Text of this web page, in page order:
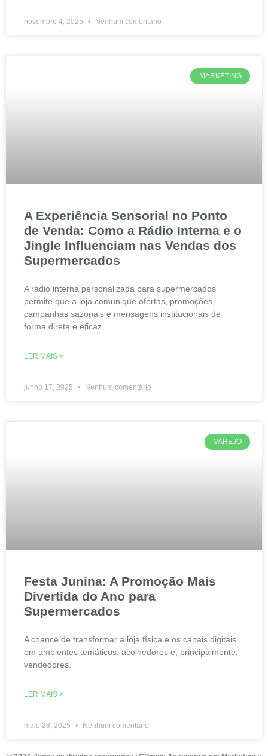
novembro 4, 2025 Nenhum comentário
MARKETING
A Experiência Sensorial no Ponto
de Venda: Como a Rádio Interna e o
Jingle Influenciam nas Vendas dos
Supermercados
A rádio interna personalizada para supermercados
permite que a loja comunique ofertas, promoções,
campanhas sazonais e mensagens institucionais de
forma direta e eficaz
LER MAIS >
junho 17, 2025 Nenhum comentário
VAREJO
Festa Junina: A Promoção Mais
Divertida do Ano para
Supermercados​
A chance de transformar a loja física e os canais digitais
em ambientes temáticos, acolhedores e, principalmente,
vendedores.​
LER MAIS >
maio 28, 2025 Nenhum comentário